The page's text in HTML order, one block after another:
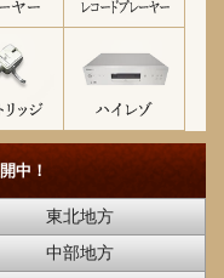
中！
東北地方
中部地方